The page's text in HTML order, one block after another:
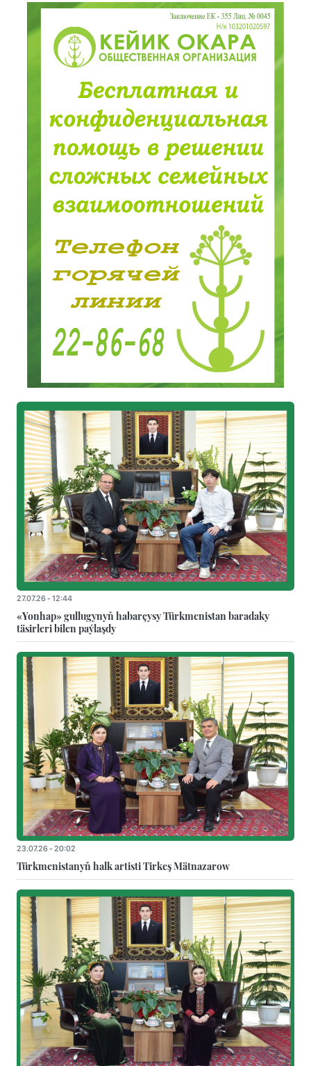
27.07.26 - 12:44
«Yonhap» gullugynyň habarçysy Türkmenistan baradaky
täsirleri bilen paýlaşdy
23.07.26 - 20:02
Türkmenistanyň halk artisti Tirkeş Mätnazarow